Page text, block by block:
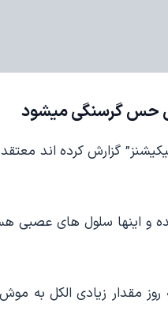
حسگرسنگیمیشود
گزارش کرده اند
و اینها سلول های عصبی
مقدار زیادی الکل به